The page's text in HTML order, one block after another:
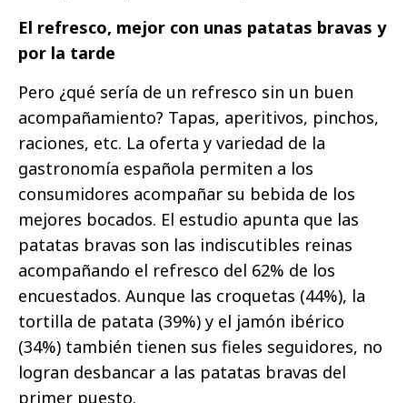
El refresco, mejor con unas patatas bravas y
por la tarde
Pero ¿qué sería de un refresco sin un buen
acompañamiento? Tapas, aperitivos, pinchos,
raciones, etc. La oferta y variedad de la
gastronomía española permiten a los
consumidores acompañar su bebida de los
mejores bocados. El estudio apunta que las
patatas bravas son las indiscutibles reinas
acompañando el refresco del 62% de los
encuestados. Aunque las croquetas (44%), la
tortilla de patata (39%) y el jamón ibérico
(34%) también tienen sus fieles seguidores, no
logran desbancar a las patatas bravas del
primer puesto.